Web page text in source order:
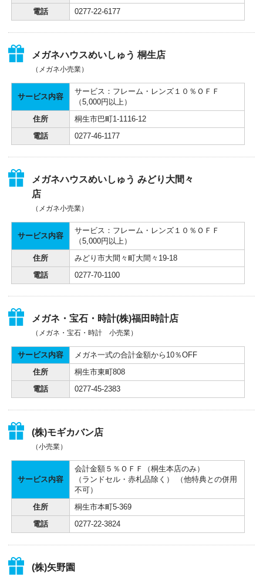
電話 0277-22-6177
メガネハウスめいしゅう 桐生店
（メガネ小売業）
サービス内容
サービス：フレーム・レンズ１０％ＯＦＦ
（5,000円以上）
住所 桐生市巴町1-1116-12
電話 0277-46-1177
メガネハウスめいしゅう みどり大間々
店
（メガネ小売業）
サービス内容
サービス：フレーム・レンズ１０％ＯＦＦ
（5,000円以上）
住所 みどり市大間々町大間々19-18
電話 0277-70-1100
メガネ・宝石・時計(株)福田時計店
（メガネ・宝石・時計 小売業）
サービス内容 メガネ一式の合計金額から10％OFF
住所 桐生市東町808
電話 0277-45-2383
(株)モギカバン店
（小売業）
サービス内容
会計金額５％ＯＦＦ（桐生本店のみ）
（ランドセル・赤札品除く） （他特典との併用
不可）
住所 桐生市本町5-369
電話 0277-22-3824
(株)矢野園